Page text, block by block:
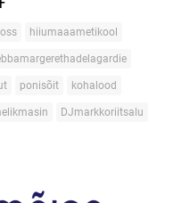
hiiumaaametikool
ponisõit kohalood
DJmarkkoriitsalu